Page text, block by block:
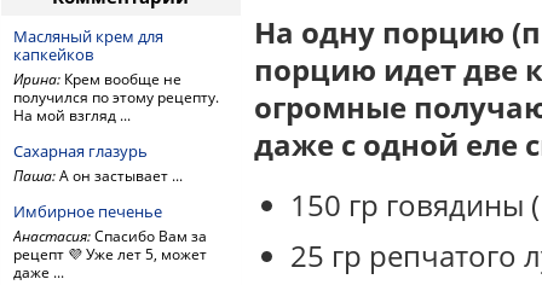
Масляный крем для
капкейков
Ирина: Крем вообще не
получился по этому рецепту.
На мой взгляд ...
Сахарная глазурь
Паша:А он застывает ...
Имбирное печенье
Анастасия:Спасибо Вам за
рецепт 💜 Уже лет 5, может
даже ...
На одну порцию
порцию идет две
огромные
даже с одной еле
150 гр говядины
25 гр репчатого